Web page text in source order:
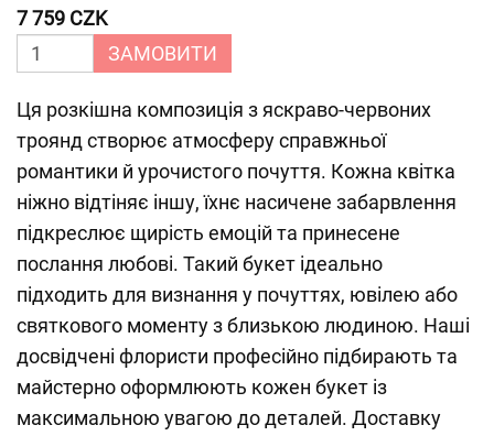
7 759 CZK
ЗАМОВИТИ
Ця розкішна композиція з яскраво-червоних
троянд створює атмосферу справжньої
романтики й урочистого почуття. Кожна квітка
ніжно відтіняє іншу, їхнє насичене забарвлення
підкреслює щирість емоцій та принесене
послання любові. Такий букет ідеально
підходить для визнання у почуттях, ювілею або
святкового моменту з близькою людиною. Наші
досвідчені флористи професійно підбирають та
майстерно оформлюють кожен букет із
максимальною увагою до деталей. Доставку